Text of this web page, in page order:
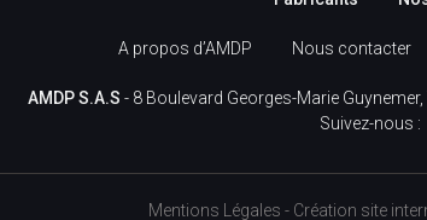
A propos d’AMDP Nous contacter
AMDP S.A.S - 8 Boulevard Georges-Marie
Suivez-nous :
Mentions Légales - Création site